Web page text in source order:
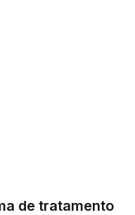
de tratamento